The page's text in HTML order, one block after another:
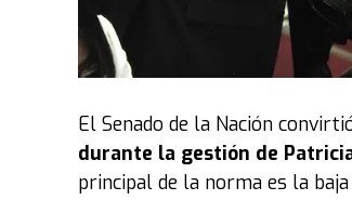
El Senado de la Nación
durante la gestión de
principal de la norma es la